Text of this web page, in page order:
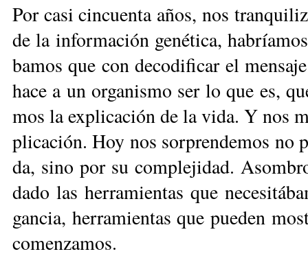
Por ca­si cin­cuen­ta años, nos
de la in­for­ma­ción ge­né­ti­ca,
ba­mos que con de­co­di­fi­car el
ha­ce a un or­ga­nis­mo ser lo que es,
mos la ex­pli­ca­ción de la vi­da. Y nos
pli­ca­ción. Hoy nos sor­pren­de­mos
da, si­no por su com­ple­ji­dad.
da­do las he­rra­mien­tas que
gan­cia, he­rra­mien­tas que pue­den
co­men­za­mos.